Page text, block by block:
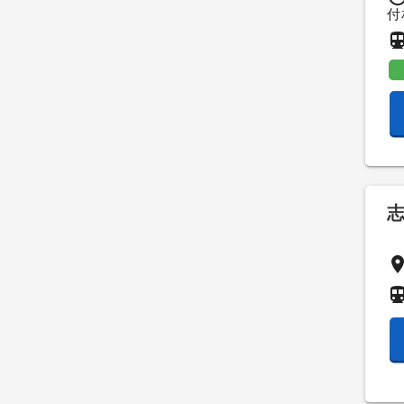
directions_subway
place
directions_subway